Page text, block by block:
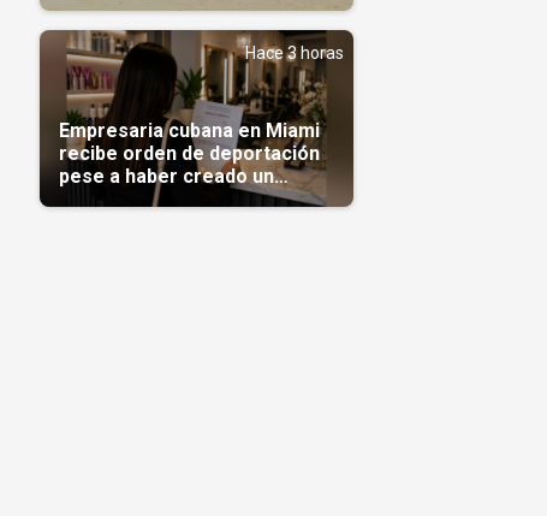
Hace 3 horas
Empresaria cubana en Miami
recibe orden de deportación
pese a haber creado un